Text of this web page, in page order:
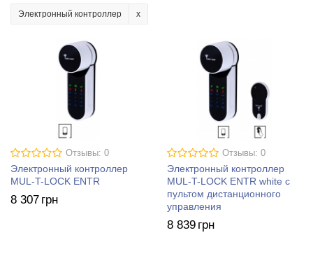
Электронный контроллер
Отзывы: 0
Электронный контроллер
MUL-T-LOCK ENTR
8 307 грн
Отзывы: 0
Электронный контроллер
MUL-T-LOCK ENTR white с
пультом дистанционного
управления
8 839 грн